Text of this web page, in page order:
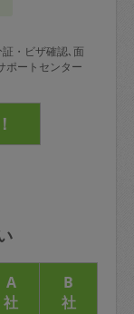
・ビザ確認､面
ートセンター
A
社
B
社